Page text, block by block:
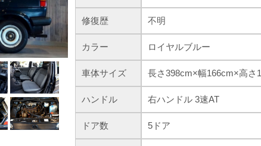
修復歴 不明
カラー ロイヤルブルー
車体サイズ 長さ398cm×幅166cm×高さ
ハンドル 右ハンドル 3速AT
ドア数 5ドア